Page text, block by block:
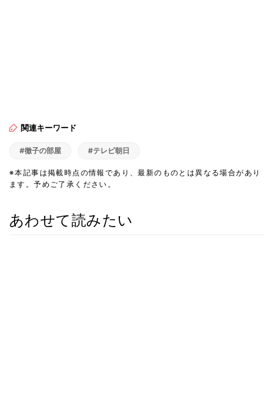
関連キーワード
#徹子の部屋 #テレビ朝日
※本記事は掲載時点の情報であり、最新のものとは異なる場合があり
ます。予めご了承ください。
あわせて読みたい